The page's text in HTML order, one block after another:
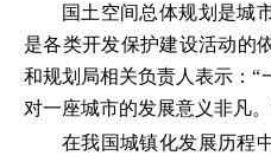
国土空间总体规划是城
是各类开发保护建设活动的
和规划局相关负责人表示：“
对一座城市的发展意义非凡
在我国城镇化发展历程